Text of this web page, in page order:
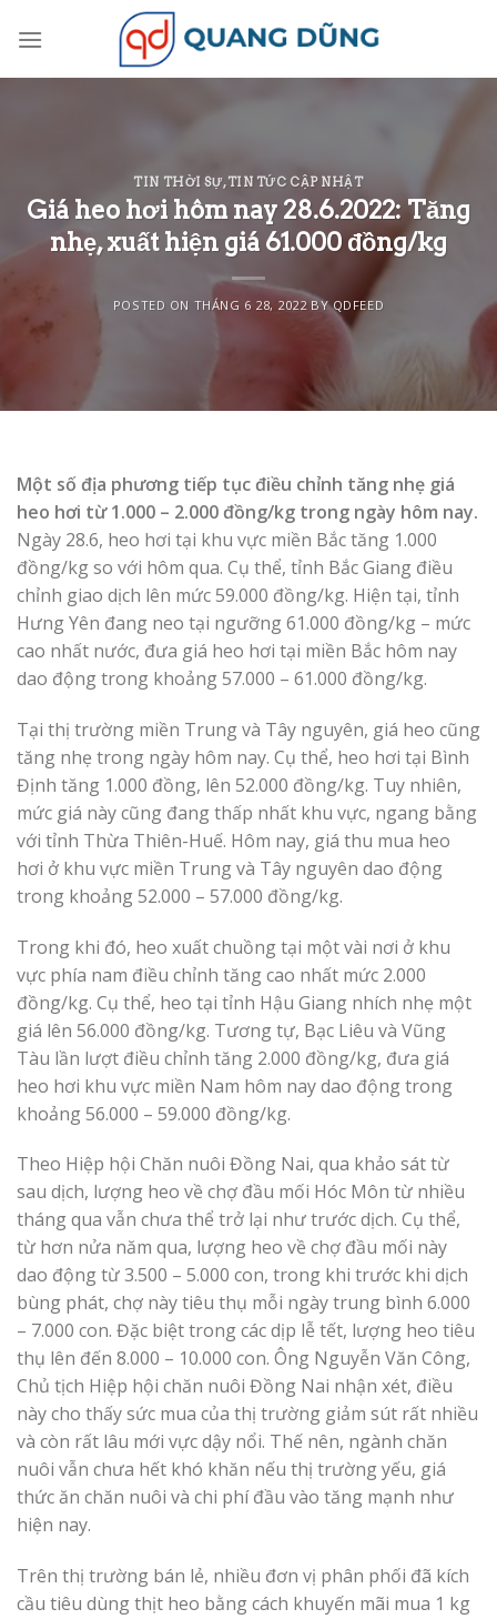
TIN THỜI SỰ,TIN TỨC CẬP NHẬT
Giá heo hơi hôm nay 28.6.2022: Tăng
nhẹ, xuất hiện giá 61.000 đồng/kg
POSTED ON THÁNG 6 28, 2022BYQDFEED
Một số địa phương tiếp tục điều chỉnh tăng nhẹ giá
heo hơi từ 1.000 – 2.000 đồng/kg trong ngày hôm nay.
Ngày 28.6, heo hơi tại khu vực miền Bắc tăng 1.000
đồng/kg so với hôm qua. Cụ thể, tỉnh Bắc Giang điều
chỉnh giao dịch lên mức 59.000 đồng/kg. Hiện tại, tỉnh
Hưng Yên đang neo tại ngưỡng 61.000 đồng/kg – mức
cao nhất nước, đưa giá heo hơi tại miền Bắc hôm nay
dao động trong khoảng 57.000 – 61.000 đồng/kg.
Tại thị trường miền Trung và Tây nguyên, giá heo cũng
tăng nhẹ trong ngày hôm nay. Cụ thể, heo hơi tại Bình
Định tăng 1.000 đồng, lên 52.000 đồng/kg. Tuy nhiên,
mức giá này cũng đang thấp nhất khu vực, ngang bằng
với tỉnh Thừa Thiên-Huế. Hôm nay, giá thu mua heo
hơi ở khu vực miền Trung và Tây nguyên dao động
trong khoảng 52.000 – 57.000 đồng/kg.
Trong khi đó, heo xuất chuồng tại một vài nơi ở khu
vực phía nam điều chỉnh tăng cao nhất mức 2.000
đồng/kg. Cụ thể, heo tại tỉnh Hậu Giang nhích nhẹ một
giá lên 56.000 đồng/kg. Tương tự, Bạc Liêu và Vũng
Tàu lần lượt điều chỉnh tăng 2.000 đồng/kg, đưa giá
heo hơi khu vực miền Nam hôm nay dao động trong
khoảng 56.000 – 59.000 đồng/kg.
Theo Hiệp hội Chăn nuôi Đồng Nai, qua khảo sát từ
sau dịch, lượng heo về chợ đầu mối Hóc Môn từ nhiều
tháng qua vẫn chưa thể trở lại như trước dịch. Cụ thể,
từ hơn nửa năm qua, lượng heo về chợ đầu mối này
dao động từ 3.500 – 5.000 con, trong khi trước khi dịch
bùng phát, chợ này tiêu thụ mỗi ngày trung bình 6.000
– 7.000 con. Đặc biệt trong các dịp lễ tết, lượng heo tiêu
thụ lên đến 8.000 – 10.000 con. Ông Nguyễn Văn Công,
Chủ tịch Hiệp hội chăn nuôi Đồng Nai nhận xét, điều
này cho thấy sức mua của thị trường giảm sút rất nhiều
và còn rất lâu mới vực dậy nổi. Thế nên, ngành chăn
nuôi vẫn chưa hết khó khăn nếu thị trường yếu, giá
thức ăn chăn nuôi và chi phí đầu vào tăng mạnh như
hiện nay.
Trên thị trường bán lẻ, nhiều đơn vị phân phối đã kích
cầu tiêu dùng thịt heo bằng cách khuyến mãi mua 1 kg